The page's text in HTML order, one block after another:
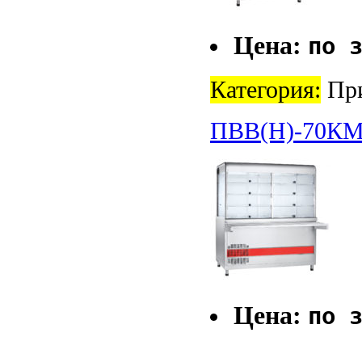
Цена: по
Категория:
ПВВ(Н)-
Цена: по